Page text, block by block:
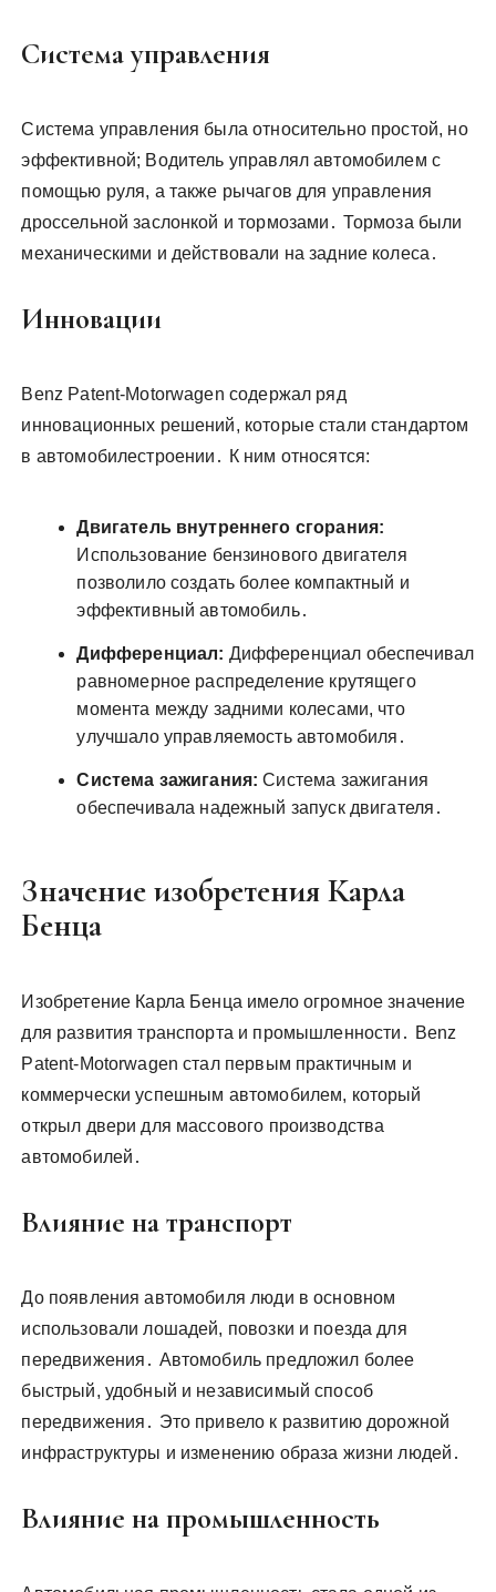
Система управления
Система управления была относительно простой, но
эффективной; Водитель управлял автомобилем с
помощью руля, а также рычагов для управления
дроссельной заслонкой и тормозами․ Тормоза были
механическими и действовали на задние колеса․
Инновации
Benz Patent-Motorwagen содержал ряд
инновационных решений, которые стали стандартом
в автомобилестроении․ К ним относятся:
Двигатель внутреннего сгорания:
Использование бензинового двигателя
позволило создать более компактный и
эффективный автомобиль․
Дифференциал: Дифференциал обеспечивал
равномерное распределение крутящего
момента между задними колесами, что
улучшало управляемость автомобиля․
Система зажигания: Система зажигания
обеспечивала надежный запуск двигателя․
Значение изобретения Карла
Бенца
Изобретение Карла Бенца имело огромное значение
для развития транспорта и промышленности․ Benz
Patent-Motorwagen стал первым практичным и
коммерчески успешным автомобилем, который
открыл двери для массового производства
автомобилей․
Влияние на транспорт
До появления автомобиля люди в основном
использовали лошадей, повозки и поезда для
передвижения․ Автомобиль предложил более
быстрый, удобный и независимый способ
передвижения․ Это привело к развитию дорожной
инфраструктуры и изменению образа жизни людей․
Влияние на промышленность